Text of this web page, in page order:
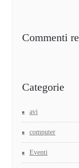
Commenti
Categorie
avi
computer
Eventi